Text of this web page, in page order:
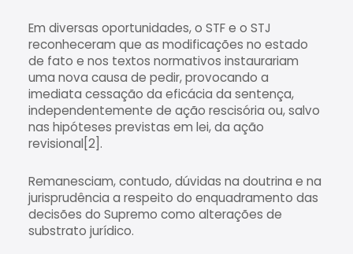
Em diversas oportunidades, o STF e o STJ
reconheceram que as modificações no estado
de fato e nos textos normativos instaurariam
uma nova causa de pedir, provocando a
imediata cessação da eficácia da sentença,
independentemente de ação rescisória ou, salvo
nas hipóteses previstas em lei, da ação
revisional[2].
Remanesciam, contudo, dúvidas na doutrina e na
jurisprudência a respeito do enquadramento das
decisões do Supremo como alterações de
substrato jurídico.